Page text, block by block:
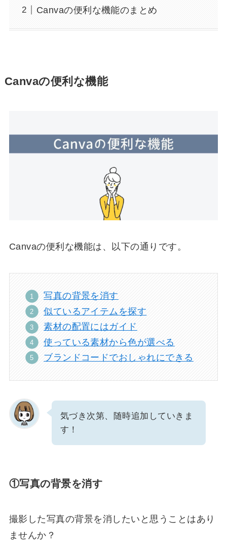
Canvaの便利な機能のまとめ
Canvaの便利な機能
Canvaの便利な機能は、以下の通りです。
写真の背景を消す
似ているアイテムを探す
素材の配置にはガイド
使っている素材から色が選べる
ブランドコードでおしゃれにできる
気づき次第、随時追加していきま
す！
①写真の背景を消す
撮影した写真の背景を消したいと思うことはあり
ませんか？